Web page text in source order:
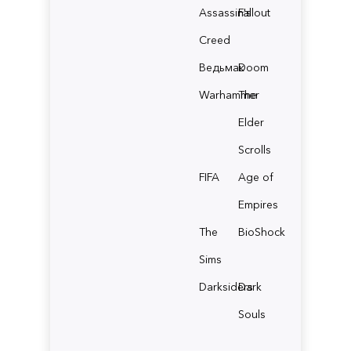
Assassin's
Creed
Fallout
ВедьмакDoom
Warhammer
The
Elder
Scrolls
FIFA
Age of
Empires
The
Sims
BioShock
Darksiders
Dark
Souls